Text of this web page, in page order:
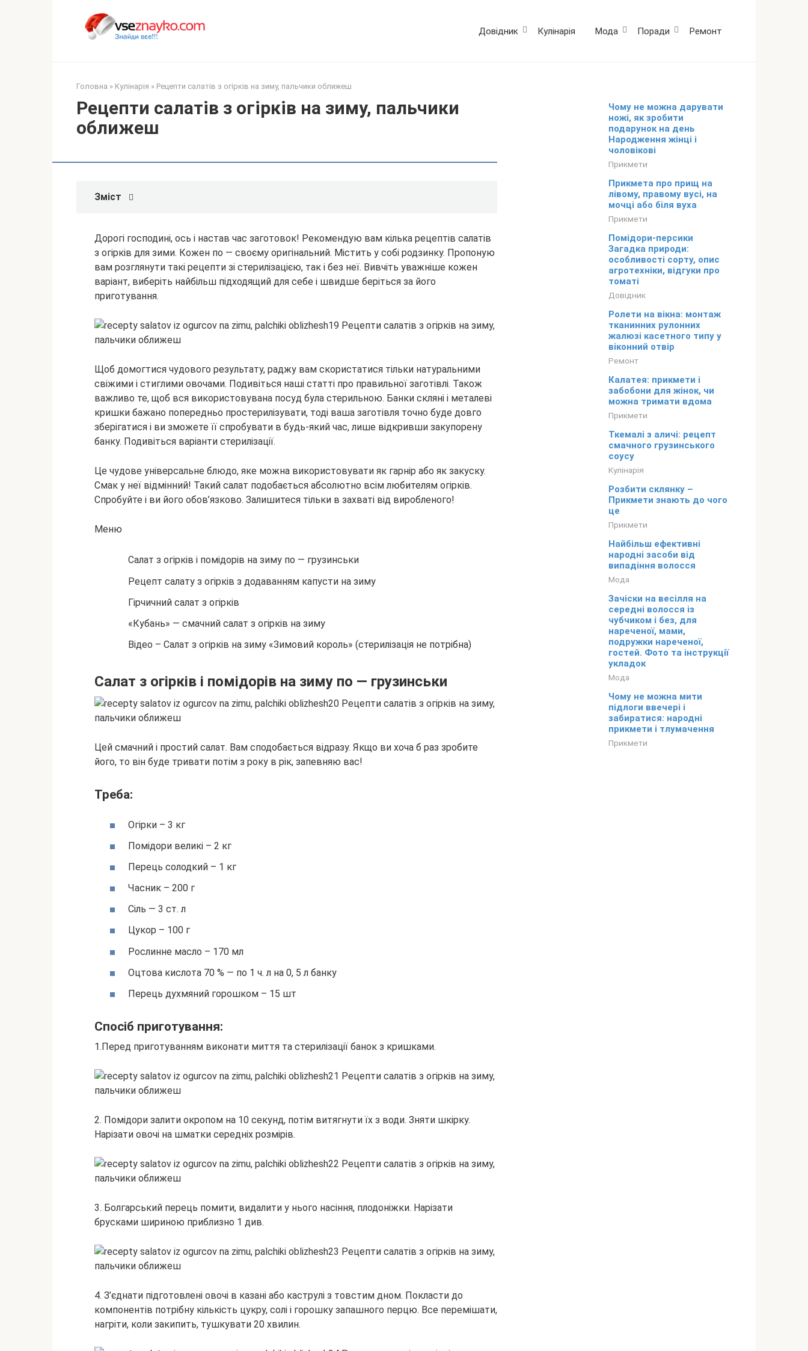
Довідник Кулінарія Мода Поради Ремонт
Головна » Кулінарія » Рецепти салатів з огірків на зиму, пальчики оближеш
Рецепти салатів з огірків на зиму, пальчики
оближеш
Зміст
Дорогі господині, ось і настав час заготовок! Рекомендую вам кілька рецептів салатів
з огірків для зими. Кожен по — своєму оригінальний. Містить у собі родзинку. Пропоную
вам розглянути такі рецепти зі стерилізацією, так і без неї. Вивчіть уважніше кожен
варіант, виберіть найбільш підходящий для себе і швидше беріться за його
приготування.
Щоб домогтися чудового результату, раджу вам скористатися тільки натуральними
свіжими і стиглими овочами. Подивіться наші статті про правильної заготівлі. Також
важливо те, щоб вся використовувана посуд була стерильною. Банки скляні і металеві
кришки бажано попередньо простерилізувати, тоді ваша заготівля точно буде довго
зберігатися і ви зможете її спробувати в будь-який час, лише відкривши закупорену
банку. Подивіться варіанти стерилізації.
Це чудове універсальне блюдо, яке можна використовувати як гарнір або як закуску.
Смак у неї відмінний! Такий салат подобається абсолютно всім любителям огірків.
Спробуйте і ви його обов’язково. Залишитеся тільки в захваті від виробленого!
Меню
Салат з огірків і помідорів на зиму по — грузинськи
Рецепт салату з огірків з додаванням капусти на зиму
Гірчичний салат з огірків
«Кубань» — смачний салат з огірків на зиму
Відео – Салат з огірків на зиму «Зимовий король» (стерилізація не потрібна)
Салат з огірків і помідорів на зиму по — грузинськи
Цей смачний і простий салат. Вам сподобається відразу. Якщо ви хоча б раз зробите
його, то він буде тривати потім з року в рік, запевняю вас!
Треба:
Огірки – 3 кг
Помідори великі – 2 кг
Перець солодкий – 1 кг
Часник – 200 г
Сіль — 3 ст. л
Цукор – 100 г
Рослинне масло – 170 мл
Оцтова кислота 70 % — по 1 ч. л на 0, 5 л банку
Перець духмяний горошком – 15 шт
Спосіб приготування:
1.Перед приготуванням виконати миття та стерилізації банок з кришками.
2. Помідори залити окропом на 10 секунд, потім витягнути їх з води. Зняти шкірку.
Нарізати овочі на шматки середніх розмірів.
3. Болгарський перець помити, видалити у нього насіння, плодоніжки. Нарізати
брусками шириною приблизно 1 див.
4. З’єднати підготовлені овочі в казані або каструлі з товстим дном. Покласти до
компонентів потрібну кількість цукру, солі і горошку запашного перцю. Все перемішати,
нагріти, коли закипить, тушкувати 20 хвилин.
Чому не можна дарувати
ножі, як зробити
подарунок на день
Народження жінці і
чоловікові
Прикмети
Прикмета про прищ на
лівому, правому вусі, на
мочці або біля вуха
Прикмети
Помідори-персики
Загадка природи:
особливості сорту, опис
агротехніки, відгуки про
томаті
Довідник
Ролети на вікна: монтаж
тканинних рулонних
жалюзі касетного типу у
віконний отвір
Ремонт
Калатея: прикмети і
забобони для жінок, чи
можна тримати вдома
Прикмети
Ткемалі з аличі: рецепт
смачного грузинського
соусу
Кулінарія
Розбити склянку –
Прикмети знають до чого
це
Прикмети
Найбільш ефективні
народні засоби від
випадіння волосся
Мода
Зачіски на весілля на
середні волосся із
чубчиком і без, для
нареченої, мами,
подружки нареченої,
гостей. Фото та інструкції
укладок
Мода
Чому не можна мити
підлоги ввечері і
забиратися: народні
прикмети і тлумачення
Прикмети